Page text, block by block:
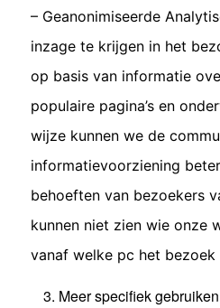
– Geanonimiseerde
inzage te krijgen in het
op basis van informatie
populaire pagina’s en
wijze kunnen we de
informatievoorziening
behoeften van bezoekers
kunnen niet zien wie onze
vanaf welke pc het bezoek
Meer specifiek